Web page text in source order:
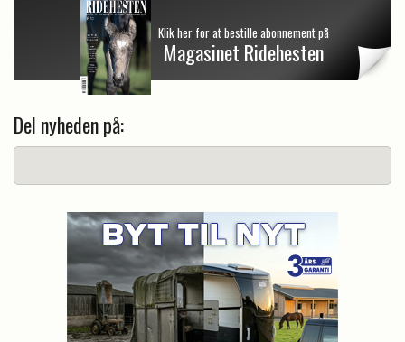
Klik her for at bestille abonnement på
Magasinet Ridehesten
Del nyheden på: